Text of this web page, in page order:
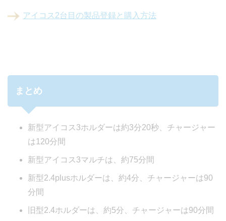
アイコス2台目の製品登録と購入方法
まとめ
新型アイコス3ホルダーは約3分20秒、チャージャー
は120分間
新型アイコス3マルチは、約75分間
新型2.4plusホルダーは、約4分、チャージャーは90
分間
旧型2.4ホルダーは、約5分、チャージャーは90分間